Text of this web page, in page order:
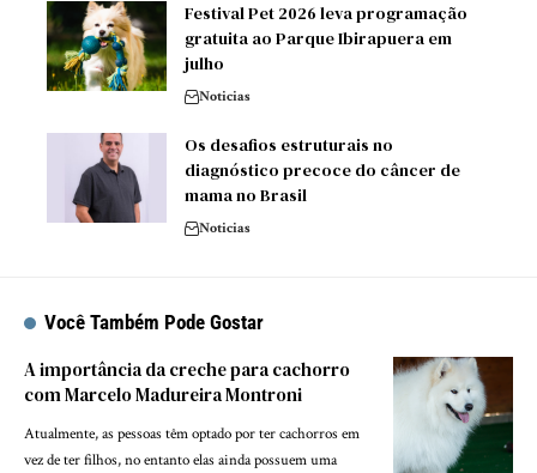
Festival Pet 2026 leva programação
gratuita ao Parque Ibirapuera em
julho
Noticias
Os desafios estruturais no
diagnóstico precoce do câncer de
mama no Brasil
Noticias
Você Também Pode Gostar
A importância da creche para cachorro
com Marcelo Madureira Montroni
Atualmente, as pessoas têm optado por ter cachorros em
vez de ter filhos, no entanto elas ainda possuem uma